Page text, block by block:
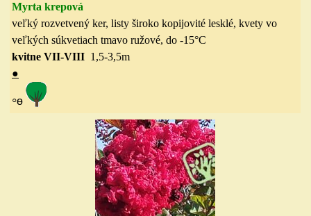
Myrta krepová
veľký rozvetvený ker, listy široko kopijovité lesklé, kvety vo
veľkých súkvetiach tmavo ružové, do -15°C
kvitne VII-VIII 1,5-3,5m
●
◦ө